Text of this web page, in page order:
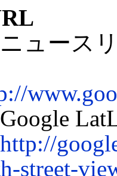
ュースリ
http://
street-